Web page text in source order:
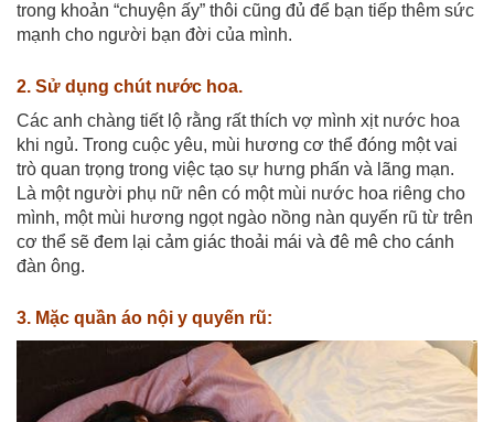
trong khoản “chuyện ấy” thôi cũng đủ để bạn tiếp thêm sức
mạnh cho người bạn đời của mình.
2. Sử dụng chút nước hoa.
Các anh chàng tiết lộ rằng rất thích vợ mình xịt nước hoa
khi ngủ. Trong cuộc yêu, mùi hương cơ thể đóng một vai
trò quan trọng trong việc tạo sự hưng phấn và lãng mạn.
Là một người phụ nữ nên có một mùi nước hoa riêng cho
mình, một mùi hương ngọt ngào nồng nàn quyến rũ từ trên
cơ thể sẽ đem lại cảm giác thoải mái và đê mê cho cánh
đàn ông.
3. Mặc quần áo nội y quyến rũ: